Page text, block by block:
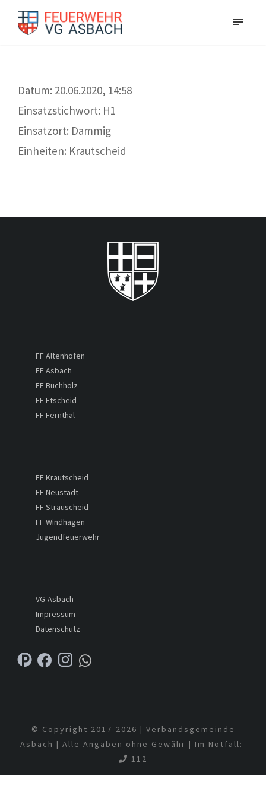
Datum: 20.06.2020, 14:58
Einsatzstichwort: H1
Einsatzort: Dammig
Einheiten: Krautscheid
FF Altenhofen
FF Asbach
FF Buchholz
FF Etscheid
FF Fernthal
FF Krautscheid
FF Neustadt
FF Strauscheid
FF Windhagen
Jugendfeuerwehr
VG-Asbach
Impressum
Datenschutz
© Copyright 2017-2026 | Verbandsgemeinde
Asbach | Alle Angaben ohne Gewähr | Im Notfall:
112